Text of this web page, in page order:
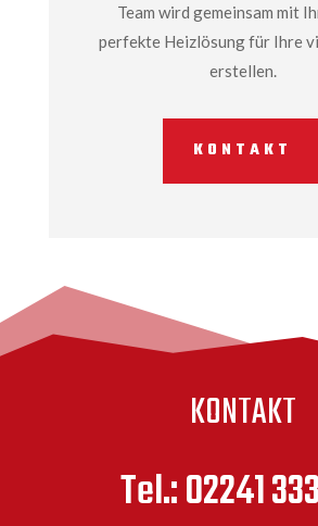
Team wird gemeinsam mit
perfekte Heizlösung für Ihre
erstellen.
KONTAKT
KONTAKT
Tel.: 02241